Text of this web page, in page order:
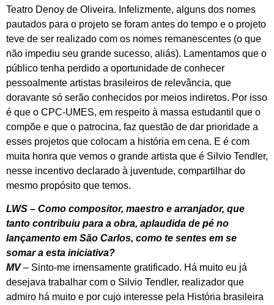
Teatro Denoy de Oliveira. Infelizmente, alguns dos nomes
pautados para o projeto se foram antes do tempo e o projeto
teve de ser realizado com os nomes remanescentes (o que
não impediu seu grande sucesso, aliás). Lamentamos que o
público tenha perdido a oportunidade de conhecer
pessoalmente artistas brasileiros de relevância, que
doravante só serão conhecidos por meios indiretos. Por isso
é que o CPC-UMES, em respeito à massa estudantil que o
compõe e que o patrocina, faz questão de dar prioridade a
esses projetos que colocam a história em cena. E é com
muita honra que vemos o grande artista que é Silvio Tendler,
nesse incentivo declarado à juventude, compartilhar do
mesmo propósito que temos.
LWS – Como compositor, maestro e arranjador, que
tanto contribuiu para a obra, aplaudida de pé no
lançamento em São Carlos, como te sentes em se
somar a esta iniciativa?
MV – Sinto-me imensamente gratificado. Há muito eu já
desejava trabalhar com o Silvio Tendler, realizador que
admiro há muito e por cujo interesse pela História brasileira